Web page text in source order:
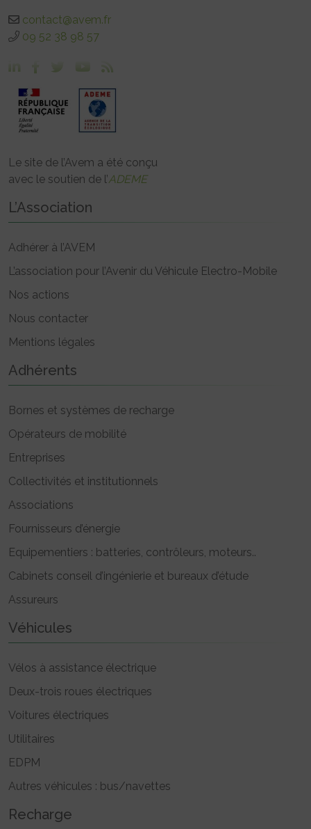
contact@avem.fr
09 52 38 98 57
Le site de l’Avem a été conçu
avec le soutien de l’ADEME
L’Association
Adhérer à l’AVEM
L’association pour l’Avenir du Véhicule Electro-Mobile
Nos actions
Nous contacter
Mentions légales
Adhérents
Bornes et systèmes de recharge
Opérateurs de mobilité
Entreprises
Collectivités et institutionnels
Associations
Fournisseurs d’énergie
Equipementiers : batteries, contrôleurs, moteurs..
Cabinets conseil d’ingénierie et bureaux d’étude
Assureurs
Véhicules
Vélos à assistance électrique
Deux-trois roues électriques
Voitures électriques
Utilitaires
EDPM
Autres véhicules : bus/navettes
Recharge